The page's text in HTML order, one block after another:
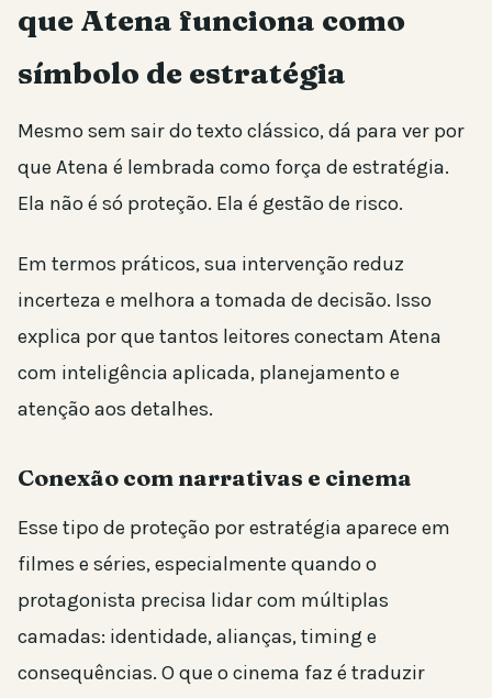
que Atena funciona como
símbolo de estratégia
Mesmo sem sair do texto clássico, dá para ver por
que Atena é lembrada como força de estratégia.
Ela não é só proteção. Ela é gestão de risco.
Em termos práticos, sua intervenção reduz
incerteza e melhora a tomada de decisão. Isso
explica por que tantos leitores conectam Atena
com inteligência aplicada, planejamento e
atenção aos detalhes.
Conexão com narrativas e cinema
Esse tipo de proteção por estratégia aparece em
filmes e séries, especialmente quando o
protagonista precisa lidar com múltiplas
camadas: identidade, alianças, timing e
consequências. O que o cinema faz é traduzir